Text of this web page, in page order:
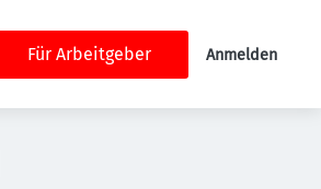
Für Arbeitgeber Anmelden